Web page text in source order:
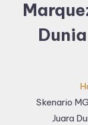
Skenario
Juara